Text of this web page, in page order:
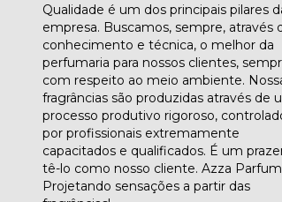
Qualidade é um dos principais pilares
empresa. Buscamos, sempre, através
conhecimento e técnica, o melhor da
perfumaria para nossos clientes,
com respeito ao meio ambiente.
fragrâncias são produzidas através de
processo produtivo rigoroso,
por profissionais extremamente
capacitados e qualificados. É um
tê-lo como nosso cliente. Azza
Projetando sensações a partir das